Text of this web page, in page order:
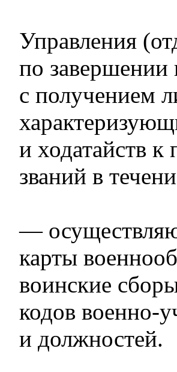
Управления
по завершении
с получением
и ходатайств
званий в
—
карты
воинские
кодов военно-
и должностей.